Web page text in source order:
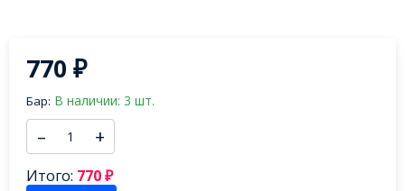
770₽
Бар: В наличии: 3 шт.
– +
Итого: 770₽